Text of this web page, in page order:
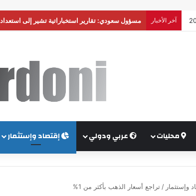
آخر الأخبار أوغندا توافق على نشر وحدة من جيشها في غزة
محليات عربي ودولي إقتصاد وإستثمار
وإستثمار / تراجع أسعار الذهب بأكثر من 1%